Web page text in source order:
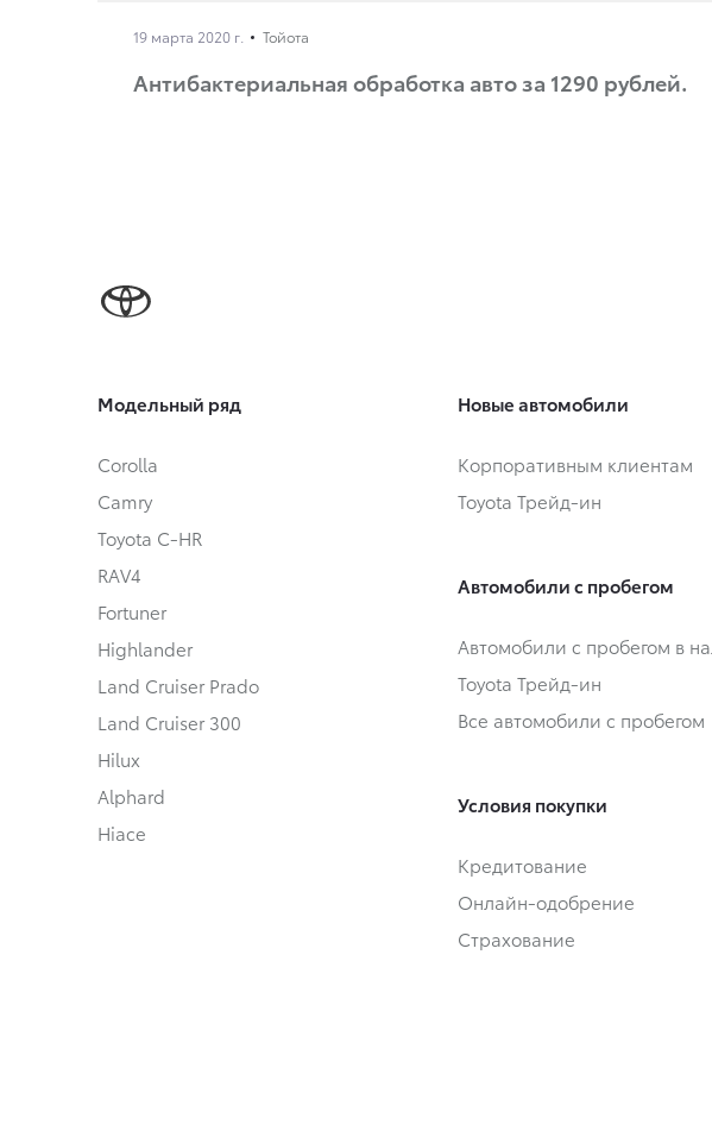
19 марта 2020 г. Тойота
Антибактериальная обработка авто за 1290 рублей.
Модельный ряд
Corolla
Camry
Toyota C-HR
RAV4
Fortuner
Highlander
Land Cruiser Prado
Land Cruiser 300
Hilux
Alphard
Hiace
Новые автомобили
Корпоративным клиентам
Toyota Трейд-ин
Автомобили с пробегом
Автомобили с пробегом в
Toyota Трейд-ин
Все автомобили с пробегом
Условия покупки
Кредитование
Онлайн-одобрение
Страхование